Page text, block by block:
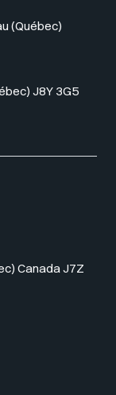
(Québec)
J8Y 3G5
Canada J7Z